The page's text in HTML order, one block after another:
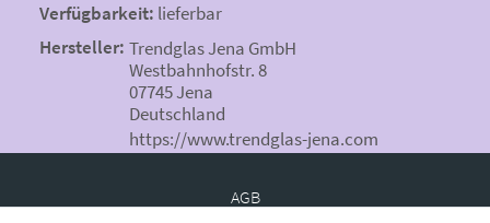
Verfügbarkeit: lieferbar
Hersteller: Trendglas Jena GmbH
Westbahnhofstr. 8
07745 Jena
Deutschland
https://www.trendglas-jena.com
AGB